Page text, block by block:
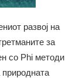
развој на
за
со Phi методи
природната